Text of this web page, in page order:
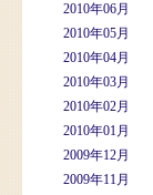
2010年06月
2010年05月
2010年04月
2010年03月
2010年02月
2010年01月
2009年12月
2009年11月